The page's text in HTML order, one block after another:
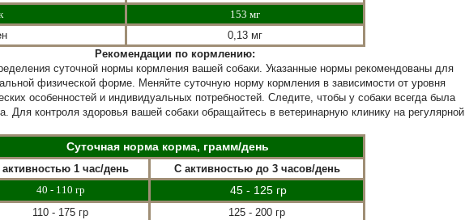
153 мг
0,13 мг
Рекомендации по кормлению:
суточной нормы кормления вашей собаки. Указанные нормы рекомендованы для
физической форме. Меняйте суточную норму кормления в зависимости от уровня
особенностей и индивидуальных потребностей. Следите, чтобы у собаки всегда была
Для контроля здоровья вашей собаки обращайтесь в ветеринарную клинику на регулярной
Суточная норма корма, грамм/день
1 час/день С активностью до 3 часов/день
40 - 110 гр 45 - 125 гр
110 - 175 гр
125 - 200 гр